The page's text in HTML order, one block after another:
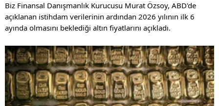
Biz Finansal Danışmanlık Kurucusu Murat Özsoy, ABD'de
açıklanan istihdam verilerinin ardından 2026 yılının ilk 6
ayında olmasını beklediği altın fiyatlarını açıkladı.